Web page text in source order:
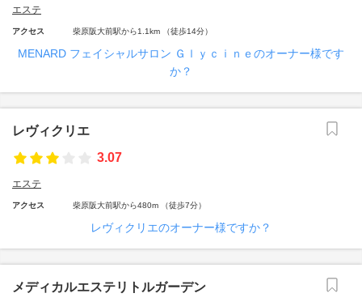
エステ
アクセス 柴原阪大前駅から1.1km （徒歩14分）
MENARD フェイシャルサロン Ｇｌｙｃｉｎｅのオーナー様です
か？
レヴィクリエ
3.07
エステ
アクセス 柴原阪大前駅から480m （徒歩7分）
レヴィクリエのオーナー様ですか？
メディカルエステリトルガーデン